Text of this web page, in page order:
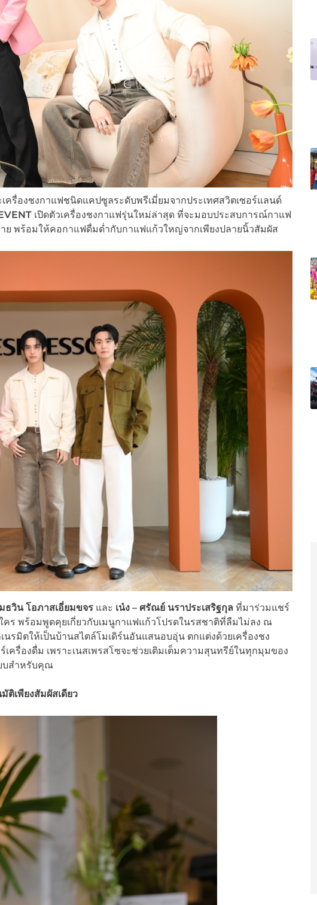
ครื่องชงกาแฟชนิดแคปซูลระดับพรีเมี่ยมจากประเทศสวิตเซอร์แลนด์
เปิดตัวเครื่องชงกาแฟรุ่นใหม่ล่าสุด ที่จะมอบประสบการณ์กาแฟ
พร้อมให้คอกาแฟดื่มด่ำกับกาแฟแก้วใหญ่จากเพียงปลายนิ้วสัมผัส
ธวิน โอภาสเอี่ยมขจรและ เน๋ง – ศรัณย์ นราประเสริฐกุล ที่มาร่วมแชร์
ร พร้อมพูดคุยเกี่ยวกับเมนูกาแฟแก้วโปรดในรสชาติที่ลืมไม่ลง ณ
มิตให้เป็นบ้านสไตล์โมเดิร์นอันแสนอบอุ่น ตกแต่งด้วยเครื่องชง
ครื่องดื่ม เพราะเนสเพรสโซจะช่วยเติมเต็มความสุนทรีย์ในทุกมุมของ
บสำหรับคุณ
ติเพียงสัมผัสเดียว